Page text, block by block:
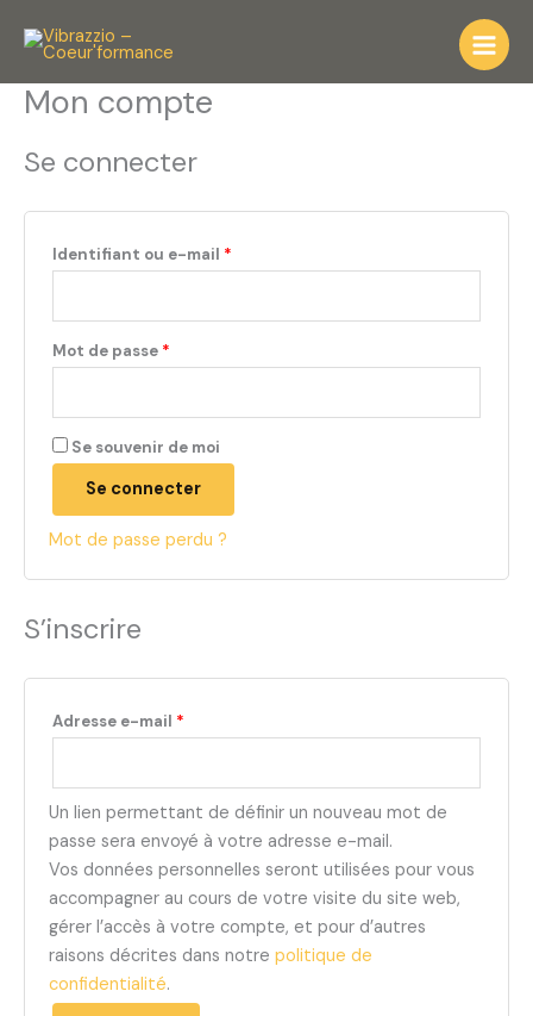
Mon compte
Se connecter
Identifiant ou e-mail *
Mot de passe *
Se souvenir de moi
Se connecter
Mot de passe perdu ?
S’inscrire
Adresse e-mail *
Un lien permettant de définir un nouveau mot de
passe sera envoyé à votre adresse e-mail.
Vos données personnelles seront utilisées pour vous
accompagner au cours de votre visite du site web,
gérer l’accès à votre compte, et pour d’autres
raisons décrites dans notre politique de
confidentialité.